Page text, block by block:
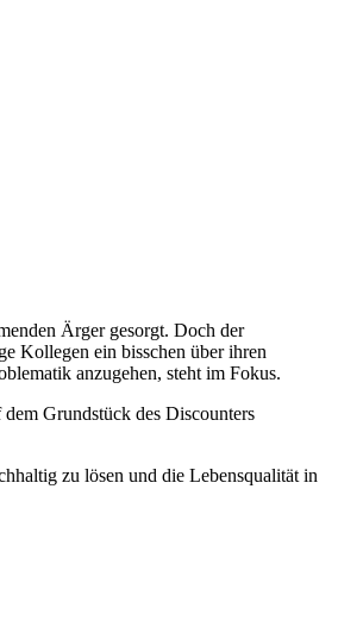
Ärger gesorgt. Doch der
Kollegen ein bisschen über ihren
anzugehen, steht im Fokus.
Grundstück des Discounters
zu lösen und die Lebensqualität in